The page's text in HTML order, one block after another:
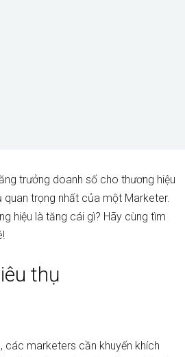
trưởng doanh số cho thương hiệu
quan trọng nhất của một Marketer.
hiệu là tăng cái gì? Hãy cùng tìm
thụ
các marketers cần khuyến khích